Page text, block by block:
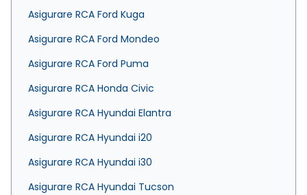
Asigurare RCA Ford Kuga
Asigurare RCA Ford Mondeo
Asigurare RCA Ford Puma
Asigurare RCA Honda Civic
Asigurare RCA Hyundai Elantra
Asigurare RCA Hyundai i20
Asigurare RCA Hyundai i30
Asigurare RCA Hyundai Tucson